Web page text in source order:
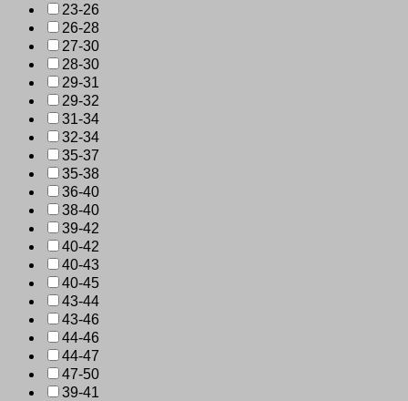
23-26
26-28
27-30
28-30
29-31
29-32
31-34
32-34
35-37
35-38
36-40
38-40
39-42
40-42
40-43
40-45
43-44
43-46
44-46
44-47
47-50
39-41